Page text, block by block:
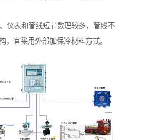
仪表和管线短节数理较多，管线不
，宜采用外部加保冷材料方式。